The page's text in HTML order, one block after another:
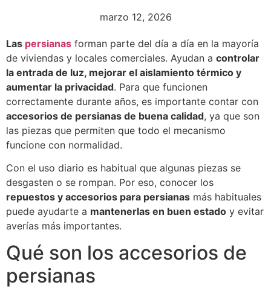
marzo 12, 2026
Las persianas forman parte del día a día en la mayoría
de viviendas y locales comerciales. Ayudan a controlar
la entrada de luz, mejorar el aislamiento térmico y
aumentar la privacidad. Para que funcionen
correctamente durante años, es importante contar con
accesorios de persianas de buena calidad, ya que son
las piezas que permiten que todo el mecanismo
funcione con normalidad.
Con el uso diario es habitual que algunas piezas se
desgasten o se rompan. Por eso, conocer los
repuestos y accesorios para persianas más habituales
puede ayudarte a mantenerlas en buen estado y evitar
averías más importantes.
Qué son los accesorios de
persianas